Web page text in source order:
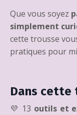
Que vous soyez
simplement
cette trousse
pratiques pour
Dans cette
💜 13 outils et